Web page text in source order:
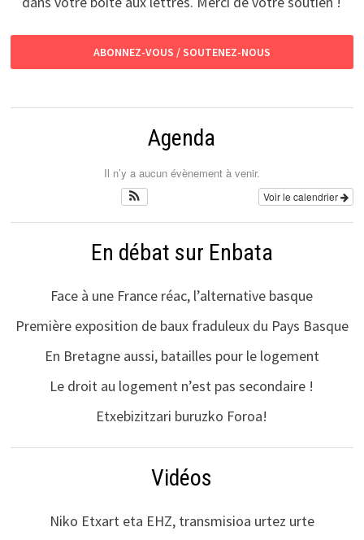
ABONNEZ-VOUS / SOUTENEZ-NOUS
Agenda
Il n’y a aucun évènement à venir.
Voir le calendrier
En débat sur Enbata
Face à une France réac, l’alternative basque
Première exposition de baux fraduleux du Pays Basque
En Bretagne aussi, batailles pour le logement
Le droit au logement n’est pas secondaire !
Etxebizitzari buruzko Foroa!
Vidéos
Niko Etxart eta EHZ, transmisioa urtez urte